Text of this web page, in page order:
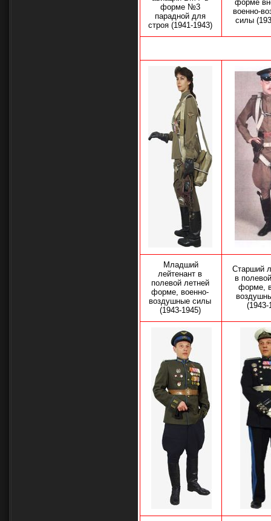
форме №3
парадной для
строя (1941-1943)
форме
военно-
силы
Младший
лейтенант в
полевой летней
форме, военно-
воздушные силы
(1943-1945)
Старший
в
форме,
(1943-